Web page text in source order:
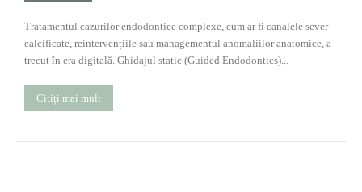
Tratamentul cazurilor endodontice complexe, cum ar fi canalele sever
calcificate, reintervențiile sau managementul anomaliilor anatomice, a
trecut în era digitală. Ghidajul static (Guided Endodontics)...
Citiți mai mult